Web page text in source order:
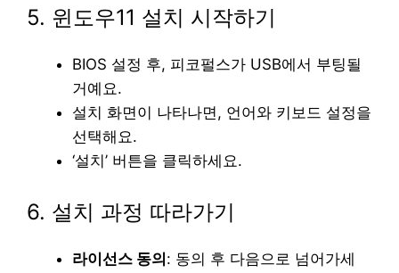
5. 윈도우11 설치 시작하기
BIOS 설정 후, 피코펄스가 USB에서 부팅될
거예요.
설치 화면이 나타나면, 언어와 키보드 설정을
선택해요.
‘설치’ 버튼을 클릭하세요.
6. 설치 과정 따라가기
라이선스 동의 : 동의 후 다음으로 넘어가세